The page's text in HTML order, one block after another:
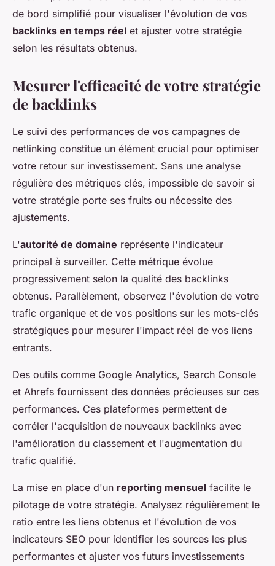
de bord simplifié pour visualiser l'évolution de vos
backlinks en temps réel et ajuster votre stratégie
selon les résultats obtenus.
Mesurer l'efficacité de votre stratégie
de backlinks
Le suivi des performances de vos campagnes de
netlinking constitue un élément crucial pour optimiser
votre retour sur investissement. Sans une analyse
régulière des métriques clés, impossible de savoir si
votre stratégie porte ses fruits ou nécessite des
ajustements.
L'autorité de domaine représente l'indicateur
principal à surveiller. Cette métrique évolue
progressivement selon la qualité des backlinks
obtenus. Parallèlement, observez l'évolution de votre
trafic organique et de vos positions sur les mots-clés
stratégiques pour mesurer l'impact réel de vos liens
entrants.
Des outils comme Google Analytics, Search Console
et Ahrefs fournissent des données précieuses sur ces
performances. Ces plateformes permettent de
corréler l'acquisition de nouveaux backlinks avec
l'amélioration du classement et l'augmentation du
trafic qualifié.
La mise en place d'un reporting mensuel facilite le
pilotage de votre stratégie. Analysez régulièrement le
ratio entre les liens obtenus et l'évolution de vos
indicateurs SEO pour identifier les sources les plus
performantes et ajuster vos futurs investissements